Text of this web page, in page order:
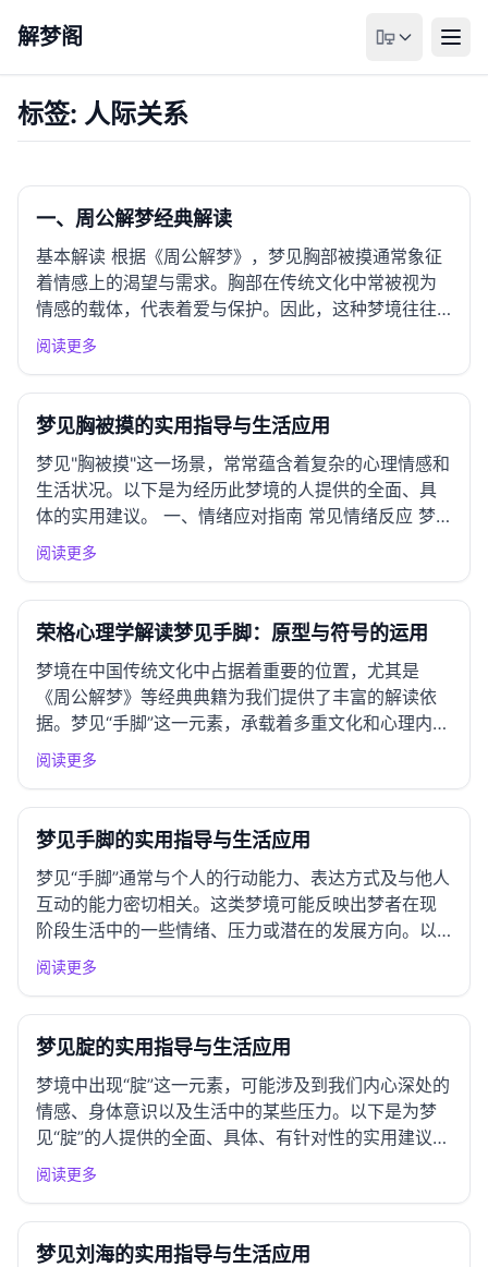
解梦阁
标签: 人际关系
一、周公解梦经典解读
基本解读 根据《周公解梦》，梦见胸部被摸通常象征
着情感上的渴望与需求。胸部在传统文化中常被视为
情感的载体，代表着爱与保护。因此，这种梦境往往
反映出梦者内心深处对温暖、关怀或亲密关系的向
视为吉兆，暗示着即将迎来情感上的满足或人际关系
的改善。然而，如果梦...
阅读更多
梦见胸被摸的实用指导与生活应用
梦见"胸被摸"这一场景，常常蕴含着复杂的心理情感和
生活状况。以下是为经历此梦境的人提供的全面、具
体的实用建议。 一、情绪应对指南 常见情绪反应 梦
见"胸被摸"通常可能引发羞愧、焦虑、愤怒或困惑的情
象以及与他人的关系密切相关。 负面情绪化解 深呼吸
练习：每...
阅读更多
荣格心理学解读梦见手脚：原型与符号的运用
梦境在中国传统文化中占据着重要的位置，尤其是
《周公解梦》等经典典籍为我们提供了丰富的解读依
据。梦见“手脚”这一元素，承载着多重文化和心理内
涵，值得我们从多个角度进行深入剖析。 一、周公解
行动能力与展示个性的工具。梦见手脚，通常意味着
梦者的能力、性格或...
阅读更多
梦见手脚的实用指导与生活应用
梦见“手脚”通常与个人的行动能力、表达方式及与他人
互动的能力密切相关。这类梦境可能反映出梦者在现
阶段生活中的一些情绪、压力或潜在的发展方向。以
下是针对梦见“手脚”的全面建议，帮助你更好地理解和
见手脚后，常见的情绪反应包括焦虑、无力感或对自
我表达的担忧...
阅读更多
梦见腚的实用指导与生活应用
梦境中出现“腚”这一元素，可能涉及到我们内心深处的
情感、身体意识以及生活中的某些压力。以下是为梦
见“腚”的人提供的全面、具体、有针对性的实用建议和
生活应用指导。 一、情绪应对指南 常见情绪反应 梦
上，这可能反映出对身体形象的担忧、对他人看法的
敏感，或是...
阅读更多
梦见刘海的实用指导与生活应用